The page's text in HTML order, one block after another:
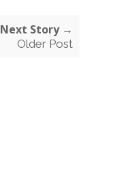
Next Story →
Older Post